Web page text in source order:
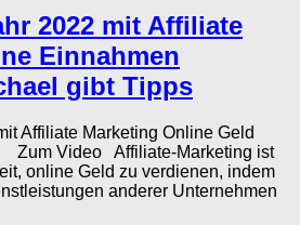
2022 mit Affiliate
Einnahmen
gibt Tipps
Affiliate Marketing Online Geld
Video Affiliate-Marketing ist
online Geld zu verdienen, indem
anderer Unternehmen